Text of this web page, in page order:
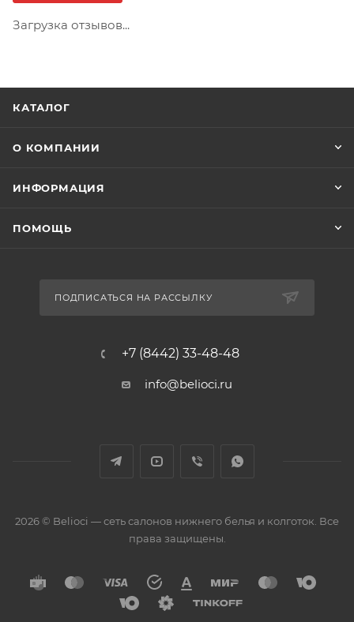
Загрузка отзывов...
КАТАЛОГ
О КОМПАНИИ
ИНФОРМАЦИЯ
ПОМОЩЬ
ПОДПИСАТЬСЯ НА РАССЫЛКУ
+7 (8442) 33-48-48
info@belioci.ru
2026 © Belioci — сеть салонов нижнего белья и колготок. Все
права защищены.